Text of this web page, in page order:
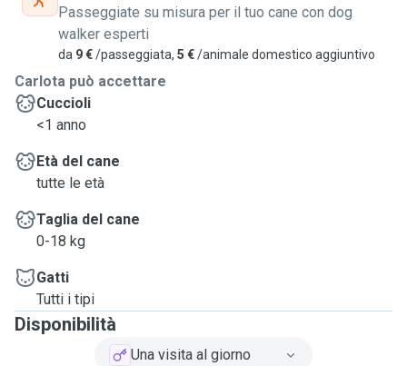
Passeggiate su misura per il tuo cane con dog
walker esperti
da 9 €/passeggiata, 5 €/animale domestico aggiuntivo
Carlota può accettare
Cuccioli
<1 anno
Età del cane
tutte le età
Taglia del cane
0-18 kg
Gatti
Tutti i tipi
Disponibilità
Una visita al giorno